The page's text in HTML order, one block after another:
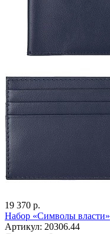
19 370 р.
Набор «Символы власти»
Артикул: 20306.44